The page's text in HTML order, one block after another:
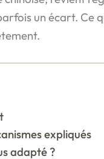
un écart. Ce
expliqués
adapté ?